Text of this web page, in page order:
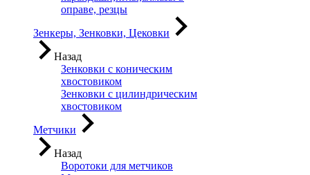
оправе, резцы
Зенкеры, Зенковки, Цековки
Назад
Зенковки с коническим
хвостовиком
Зенковки с цилиндрическим
хвостовиком
Метчики
Назад
Воротоки для метчиков